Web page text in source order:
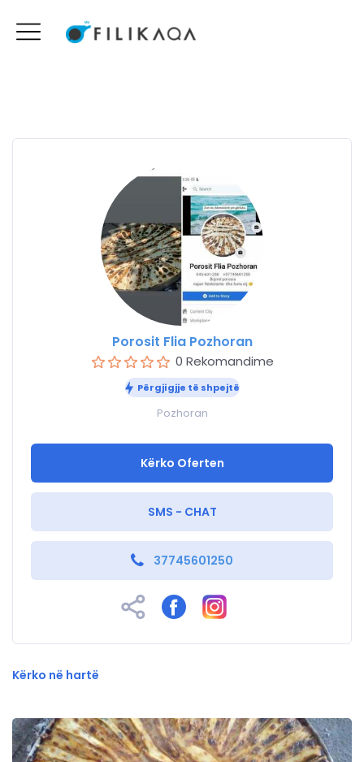
Porosit Flia Pozhoran
0 Rekomandime
Përgjigjje të shpejtë
Pozhoran
Kërko Oferten
SMS - CHAT
37745601250
Kërko në hartë